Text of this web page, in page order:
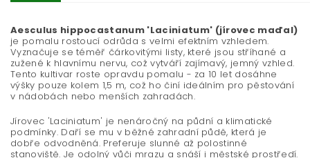
Aesculus hippocastanum 'Laciniatum' (jírovec maďal)
je pomalu rostoucí odrůda s velmi efektním vzhledem.
Vyznačuje se téměř čárkovitými listy, které jsou stříhané a
zužené k hlavnímu nervu, což vytváří zajímavý, jemný vzhled.
Tento kultivar roste opravdu pomalu - za 10 let dosáhne
výšky pouze kolem 1,5 m, což ho činí ideálním pro pěstování
v nádobách nebo menších zahradách.
Jírovec 'Laciniatum' je nenáročný na půdní a klimatické
podmínky. Daří se mu v běžné zahradní půdě, která je
dobře odvodněná. Preferuje slunné až polostinné
stanoviště. Je odolný vůči mrazu a snáší i městské prostředí.